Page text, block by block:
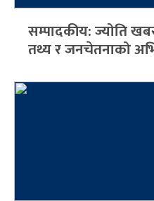
सम्पादकीय: ज्योति
तथ्य र जनचेतनाको